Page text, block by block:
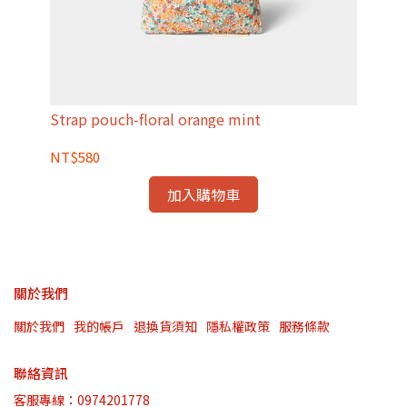
Strap pouch-floral orange mint
NT$580
加入購物車
關於我們
關於我們 我的帳戶 退換貨須知 隱私權政策 服務條款
聯絡資訊
客服專線：0974201778